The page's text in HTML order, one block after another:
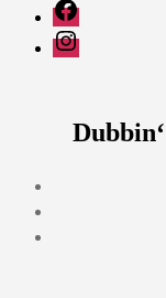
Facebook
Instagram